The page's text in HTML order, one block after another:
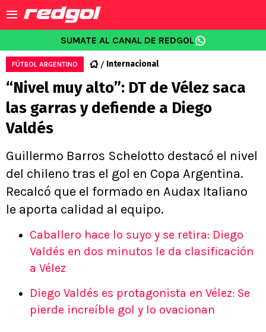
SUMATE AL CANAL DE REDGOL
FÚTBOL ARGENTINO Internacional
“Nivel muy alto”: DT de Vélez saca
las garras y defiende a Diego
Valdés
Guillermo Barros Schelotto destacó el nivel
del chileno tras el gol en Copa Argentina.
Recalcó que el formado en Audax Italiano
le aporta calidad al equipo.
Caballero hace lo suyo y se retira: Diego
Valdés en dos minutos le da clasificación
a Vélez
Diego Valdés es protagonista en Vélez: Se
pierde increíble gol y lo ovacionan